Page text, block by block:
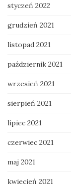
styczeń 2022
grudzień 2021
listopad 2021
październik 2021
wrzesień 2021
sierpień 2021
lipiec 2021
czerwiec 2021
maj 2021
kwiecień 2021